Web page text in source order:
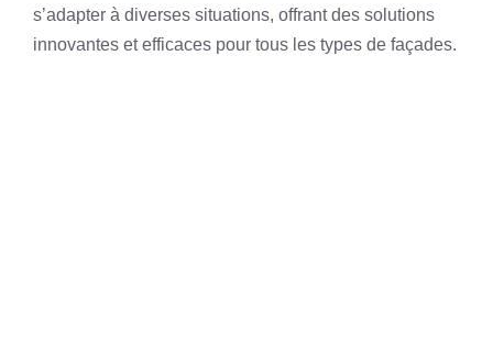
s’adapter à diverses situations, offrant des solutions
innovantes et efficaces pour tous les types de façades.